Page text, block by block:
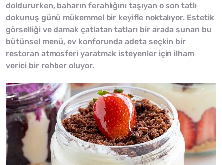
doldururken, baharın ferahlığını taşıyan o son tatlı
dokunuş günü mükemmel bir keyifle noktalıyor. Estetik
görselliği ve damak çatlatan tatları bir arada sunan bu
bütünsel menü, ev konforunda adeta seçkin bir
restoran atmosferi yaratmak isteyenler için ilham
verici bir rehber oluyor.